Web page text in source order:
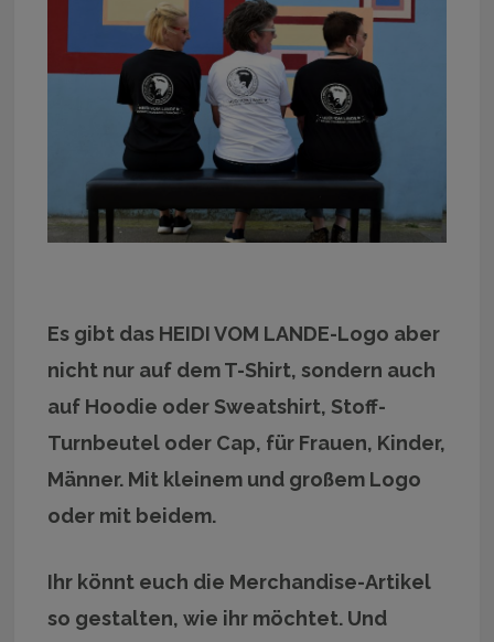
Es gibt das HEIDI VOM LANDE-Logo aber
nicht nur auf dem T-Shirt, sondern auch
auf Hoodie oder Sweatshirt, Stoff-
Turnbeutel oder Cap, für Frauen, Kinder,
Männer. Mit kleinem und großem Logo
oder mit beidem.
Ihr könnt euch die Merchandise-Artikel
so gestalten, wie ihr möchtet. Und